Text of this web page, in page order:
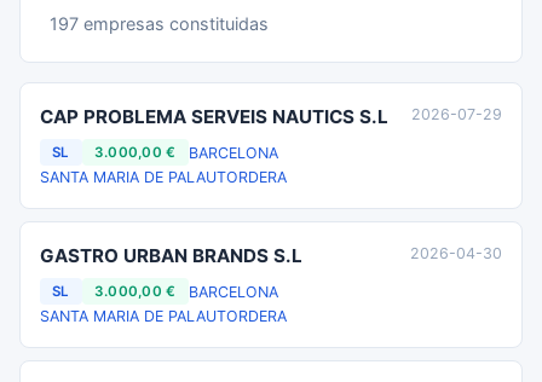
197 empresas constituidas
CAP PROBLEMA SERVEIS NAUTICS S.L
SL 3.000,00 €
BARCELONA
SANTA MARIA DE PALAUTORDERA
2026-07-29
GASTRO URBAN BRANDS S.L
SL 3.000,00 €
BARCELONA
SANTA MARIA DE PALAUTORDERA
2026-04-30